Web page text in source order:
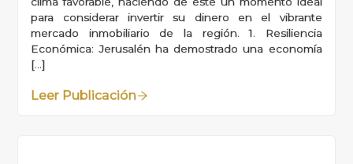
para considerar invertir su dinero en el vibrante
mercado inmobiliario de la región. 1. Resiliencia
Económica: Jerusalén ha demostrado una economía
[…]
Leer Publicación